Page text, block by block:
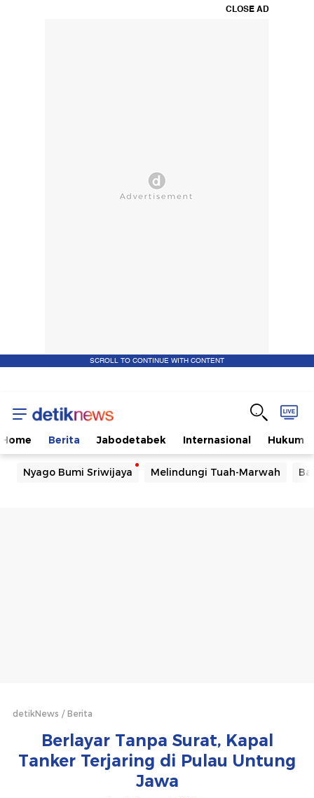
CLOSE AD
SCROLL TO CONTINUE WITH CONTENT
Home Berita Jabodetabek Internasional Hukum
Nyago Bumi Sriwijaya Melindungi Tuah-Marwah
detikNews Berita
Berlayar Tanpa Surat, Kapal
Tanker Terjaring di Pulau Untung
Jawa